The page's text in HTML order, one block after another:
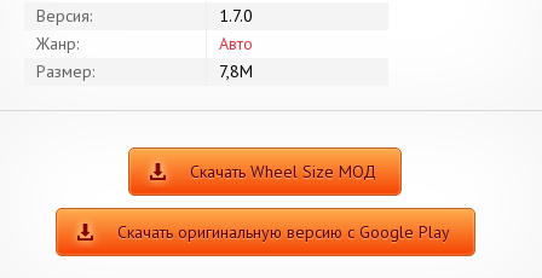
Версия:
1.7.0
Жанр:
Авто
Размер:
7,8M
Скачать Wheel Size МОД
Скачать оригинальную версию с Google Play